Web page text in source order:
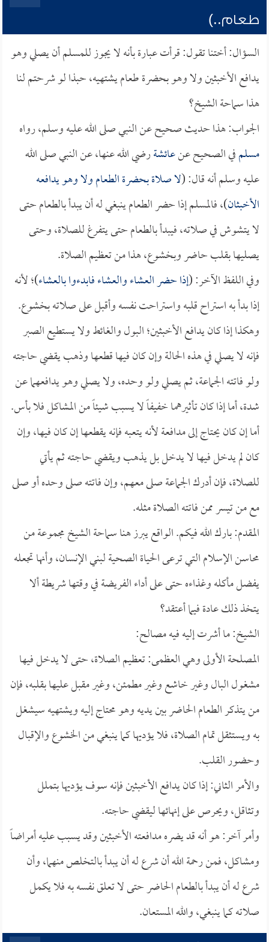
طعام..)
السؤال: أختنا تقول: قرأت عبارة بأنه لا يجوز للمسلم أن يصلي وهو
يدافع الأخبثين ولا وهو بحضرة طعام يشتهيه، حبذا لو شرحتم لنا
هذا سماحة الشيخ؟
الجواب: هذا حديث صحيح عن النبي صلى الله عليه وسلم، رواه
مسلمفي الصحيح عنعائشةرضي الله عنها، عن النبي صلى الله
عليه وسلم أنه قال: (لا صلاة بحضرة الطعام ولا وهو يدافعه
الأخبثان)، فالمسلم إذا حضر الطعام ينبغي له أن يبدأ بالطعام حتى
لا يتشوش في صلاته، فيبدأ بالطعام حتى يتفرغ للصلاة، وحتى
يصليها بقلب حاضر وبخشوع، هذا من تعظيم الصلاة.
وفي اللفظ الآخر: (إذا حضر العشاء والعشاء فابدءوا بالعشاء)؛ لأنه
إذا بدأ به استراح قلبه واستراحت نفسه وأقبل على صلاته بخشوع.
وهكذا إذا كان يدافع الأخبثين؛ البول والغائط ولا يستطيع الصبر
فإنه لا يصلي في هذه الحالة وإن كان فيها قطعها وذهب يقضي حاجته
ولو فاتته الجماعة، ثم يصلي ولو وحده، ولا يصلي وهو يدافعهما عن
شدة، أما إذا كان تأثيرهما خفيفاً لا يسبب شيئاً من المشاكل فلا بأس.
أما إن كان يحتاج إلى مدافعة لأنه يتعبه فإنه يقطعها إن كان فيها، وإن
كان لم يدخل فيها لا يدخل بل يذهب ويقضي حاجته ثم يأتي
للصلاة، فإن أدرك الجماعة صلى معهم، وإن فاتته صلى وحده أو صلى
مع من تيسر ممن فاتته الصلاة مثله.
المقدم: بارك الله فيكم. الواقع يبرز هنا سماحة الشيخ مجموعة من
محاسن الإسلام التي ترعى الحياة الصحية لبني الإنسان، وأنها تجعله
يفضل مأكله وغذاءه حتى على أداء الفريضة في وقتها شريطة ألا
يتخذ ذلك عادة فيما أعتقد؟
الشيخ: ما أشرت إليه فيه مصالح:
المصلحة الأولى وهي العظمى: تعظيم الصلاة، حتى لا يدخل فيها
مشغول البال وغير خاشع وغير مطمئن، وغير مقبل عليها بقلبه، فإن
من يتذكر الطعام الحاضر بين يديه وهو محتاج إليه ويشتهيه سيشغل
به ويستثقل تمام الصلاة، فلا يؤديها كما ينبغي من الخشوع والإقبال
وحضور القلب.
والأمر الثاني: إذا كان يدافع الأخبثين فإنه سوف يؤديها بتملل
وتثاقل، ويحرص على إنهائها ليقضي حاجته.
وأمر آخر: هو أنه قد يضره مدافعته الأخبثين وقد يسبب عليه أمراضاً
ومشاكل، فمن رحمة الله أن شرع له أن يبدأ بالتخلص منهما، وأن
شرع له أن يبدأ بالطعام الحاضر حتى لا تعلق نفسه به فلا يكمل
صلاته كما ينبغي، والله المستعان.